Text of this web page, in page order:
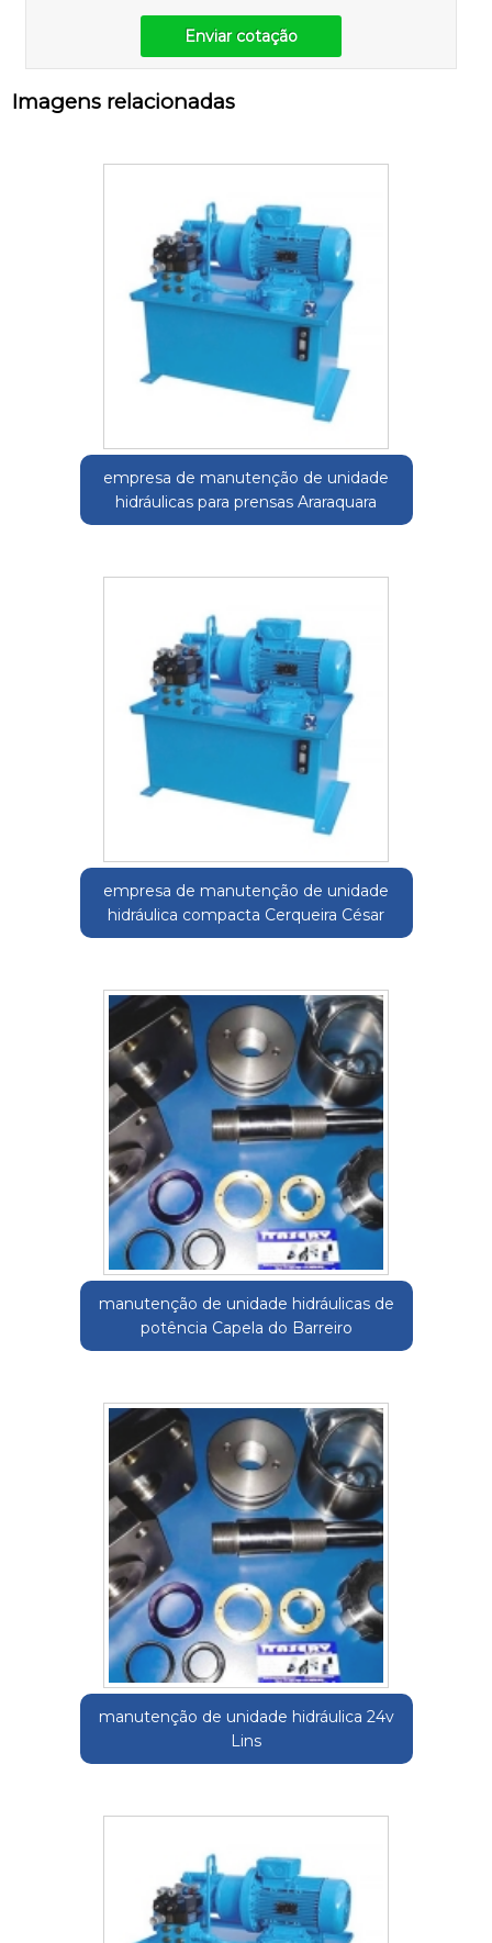
Enviar cotação
Imagens relacionadas
empresa de manutenção de unidade
hidráulicas para prensas Araraquara
empresa de manutenção de unidade
hidráulica compacta Cerqueira César
manutenção de unidade hidráulicas de
potência Capela do Barreiro
manutenção de unidade hidráulica 24v
Lins